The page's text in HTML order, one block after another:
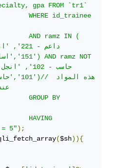
gpa FROM `tr1`
id_trainee
ramz IN (
GROUP BY
HAVING
= 5");
($sh)){